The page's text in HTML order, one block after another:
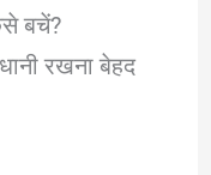
बचें?
रखना बेहद